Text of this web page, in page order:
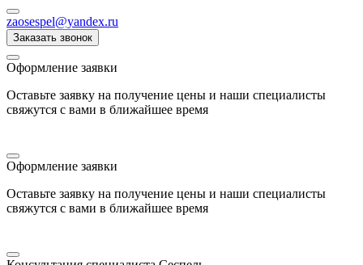
zaosespel@yandex.ru
Заказать звонок
Оформление заявки
Оставьте заявку на получение цены и наши специалисты
свяжутся с вами в ближайшее время
Оформление заявки
Оставьте заявку на получение цены и наши специалисты
свяжутся с вами в ближайшее время